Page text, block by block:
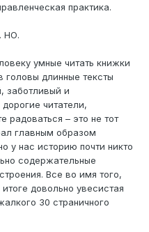
практика.
НО.
умные читать книжки
головы длинные тексты
заботливый и
читатели,
– это не тот
главным образом
у нас историю почти никто
содержательные
Все во имя того,
довольно увесистая
30 страничного